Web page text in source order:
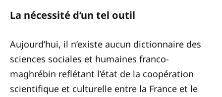
La nécessité d’un tel outil
Aujourd’hui, il n’existe aucun dictionnaire des
sciences sociales et humaines franco-
maghrébin reflétant l’état de la coopération
scientifique et culturelle entre la France et le